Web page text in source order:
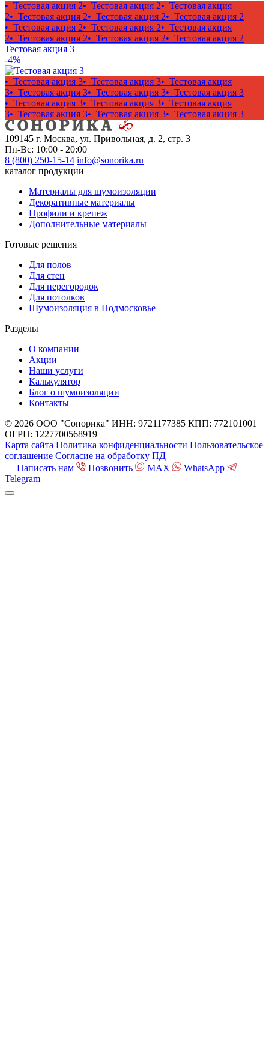
• Тестовая акция 2• Тестовая акция 2• Тестовая акция
2• Тестовая акция 2• Тестовая акция 2• Тестовая акция 2
• Тестовая акция 2• Тестовая акция 2• Тестовая акция
2• Тестовая акция 2• Тестовая акция 2• Тестовая акция 2
Тестовая акция 3
-4%
• Тестовая акция 3• Тестовая акция 3• Тестовая акция
3• Тестовая акция 3• Тестовая акция 3• Тестовая акция 3
• Тестовая акция 3• Тестовая акция 3• Тестовая акция
3• Тестовая акция 3• Тестовая акция 3• Тестовая акция 3
109145 г. Москва, ул. Привольная, д. 2, стр. 3
Пн-Вс: 10:00 - 20:00
8 (800) 250-15-14 info@sonorika.ru
каталог продукции
Материалы для шумоизоляции
Декоративные материалы
Профили и крепеж
Дополнительные материалы
Готовые решения
Для полов
Для стен
Для перегородок
Для потолков
Шумоизоляция в Подмосковье
Разделы
О компании
Акции
Наши услуги
Калькулятор
Блог о шумоизоляции
Контакты
© 2026 ООО "Сонорика" ИНН: 9721177385 КПП: 772101001
ОГРН: 1227700568919
Карта сайта Политика конфиденциальности Пользовательское
соглашение Согласие на обработку ПД
Написать нам
Позвонить MAX
WhatsApp
Telegram